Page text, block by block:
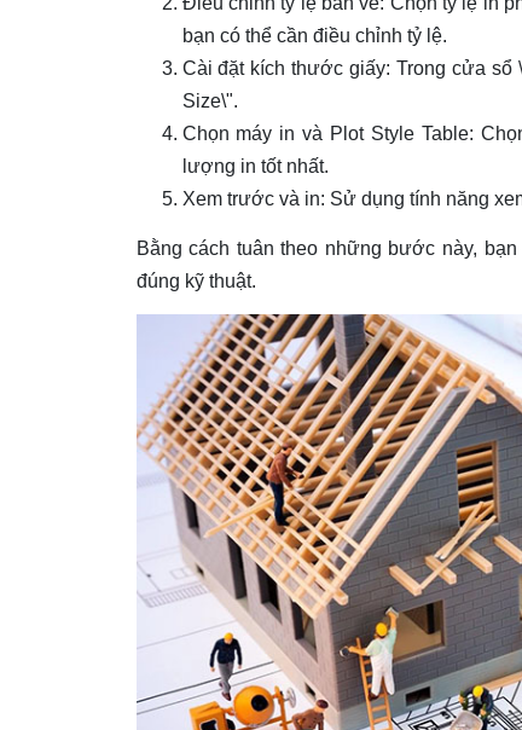
bạn có thể cần điều chỉnh tỷ lệ.
Cài đặt kích thước giấy: Trong cửa sổ
Size\".
Chọn máy in và Plot Style Table:
lượng in tốt nhất.
Xem trước và in: Sử dụng tính năng
Bằng cách tuân theo những bước này,
đúng kỹ thuật.